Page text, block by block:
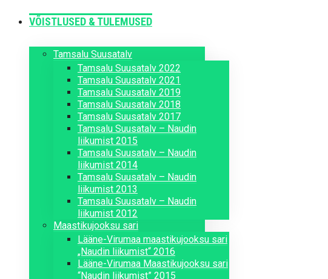
VÕISTLUSED & TULEMUSED
Tamsalu Suusatalv
Tamsalu Suusatalv 2022
Tamsalu Suusatalv 2021
Tamsalu Suusatalv 2019
Tamsalu Suusatalv 2018
Tamsalu Suusatalv 2017
Tamsalu Suusatalv – Naudin
liikumist 2015
Tamsalu Suusatalv – Naudin
liikumist 2014
Tamsalu Suusatalv – Naudin
liikumist 2013
Tamsalu Suusatalv – Naudin
liikumist 2012
Maastikujooksu sari
Lääne-Virumaa maastikujooksu sari
„Naudin liikumist“ 2016
Lääne-Virumaa Maastikujooksu sari
“Naudin liikumist” 2015